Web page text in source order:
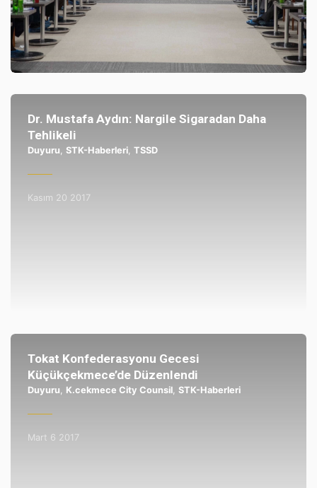
Dr. Mustafa Aydın: Nargile Sigaradan Daha
Tehlikeli
Duyuru STK-Haberleri, TSSD
Kasım 20 2017
Tokat Konfederasyonu Gecesi
Küçükçekmece’de Düzenlendi
Duyuru K.cekmece City Counsil, STK-Haberleri
Mart 6 2017